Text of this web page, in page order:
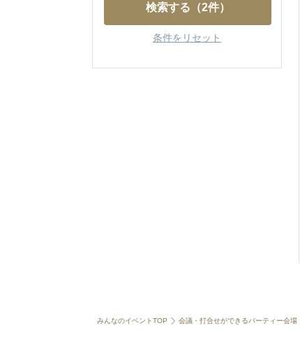
検索する （2件）
条件をリセット
みんなのイベントTOP 会議・打合せができるパーティー会場